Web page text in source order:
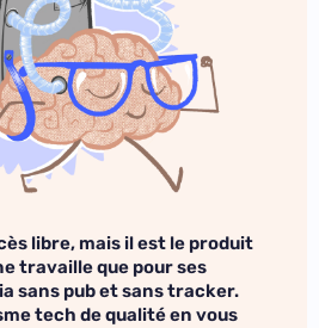
libre, mais il est le produit
travaille que pour ses
sans pub et sans tracker.
tech de qualité en vous